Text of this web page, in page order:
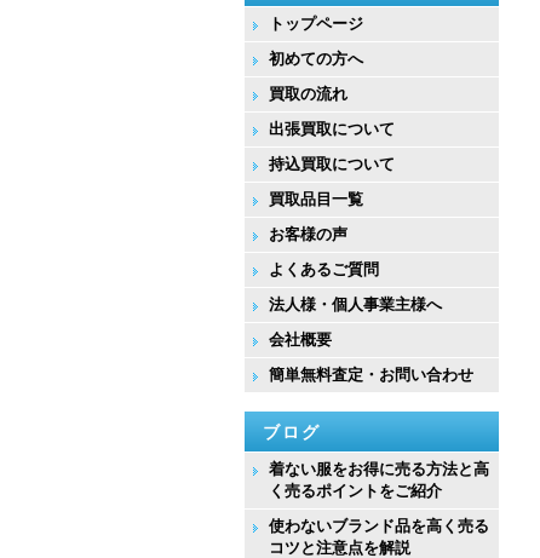
トップページ
初めての方へ
買取の流れ
出張買取について
持込買取について
買取品目一覧
お客様の声
よくあるご質問
法人様・個人事業主様へ
会社概要
簡単無料査定・お問い合わせ
ブログ
着ない服をお得に売る方法と高
く売るポイントをご紹介
使わないブランド品を高く売る
コツと注意点を解説